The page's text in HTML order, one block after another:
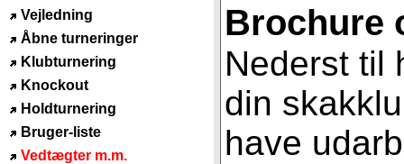
Vejledning
Åbne turneringer
Klubturnering
Knockout
Holdturnering
Bruger-liste
Vedtægter m.m.
Brochure
Nederst til
din
have